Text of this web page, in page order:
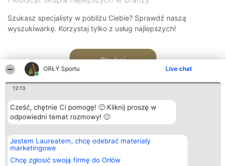
ORŁY Sportu Live chat
12:13
Cześć, chętnie Ci pomogę! 🙂 Kliknij proszę w
odpowiedni temat rozmowy! 🙂
Jestem Laureatem, chcę odebrać materiały
marketingowe
Chcę zgłosić swoją firmę do Orłów
Szukasz specjalisty w pobliżu Ciebie? Sprawdź naszą
wyszukiwarkę. Korzystaj tylko z usług najlepszych!
Szukaj
Organizator plebiscytu
Bright Side Solutions sp. z o.
o. sp. k.
ul. Ruska 22
Wrocław 50-079
Plebiscyt
Laureaci
wszystkich
Laureatów
Kontakt
Kontakt